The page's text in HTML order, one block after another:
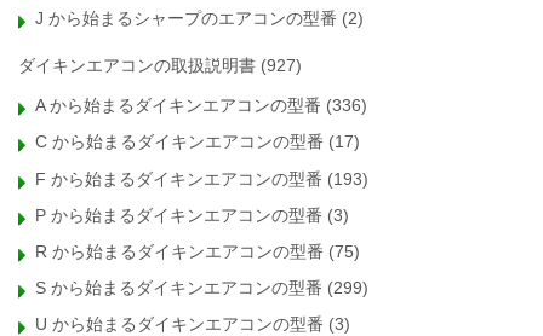
J から始まるシャープのエアコンの型番 (2)
ダイキンエアコンの取扱説明書 (927)
A から始まるダイキンエアコンの型番 (336)
C から始まるダイキンエアコンの型番 (17)
F から始まるダイキンエアコンの型番 (193)
P から始まるダイキンエアコンの型番 (3)
R から始まるダイキンエアコンの型番 (75)
S から始まるダイキンエアコンの型番 (299)
U から始まるダイキンエアコンの型番 (3)